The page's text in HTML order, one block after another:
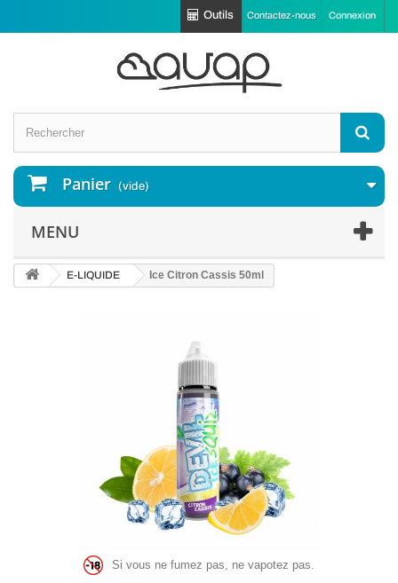
Connexion
Contactez-nous
Outils
Panier (vide)
MENU
E-LIQUIDE Ice Citron Cassis 50ml
Si vous ne fumez pas, ne vapotez pas.